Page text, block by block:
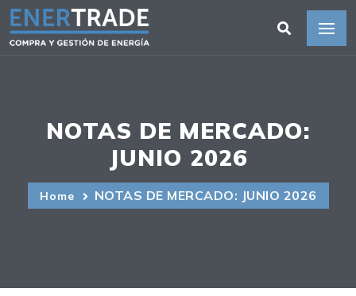
NOTAS DE MERCADO:
JUNIO 2026
Home NOTAS DE MERCADO: JUNIO 2026